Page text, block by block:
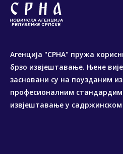
Агенција "СРНА" пружа
брзо извјештавање. Њене
засновани су на поузданим
професионалним
извјештавање у